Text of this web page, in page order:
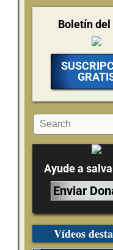
Boletín del
Ayude a
Enviar
Vídeos